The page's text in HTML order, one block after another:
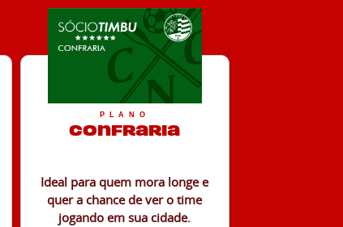
PLANO
Confraria
Ideal para quem mora longe e
quer a chance de ver o time
jogando em sua cidade.